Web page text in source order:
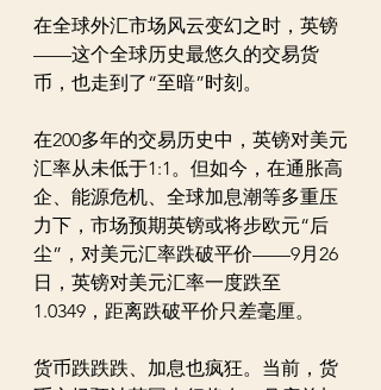
在全球外汇市场风云变幻之时，英镑
——这个全球历史最悠久的交易货
币，也走到了“至暗”时刻。
在200多年的交易历史中，英镑对美元
汇率从未低于1:1。但如今，在通胀高
企、能源危机、全球加息潮等多重压
力下，市场预期英镑或将步欧元“后
尘”，对美元汇率跌破平价——9月26
日，英镑对美元汇率一度跌至
1.0349，距离跌破平价只差毫厘。
货币跌跌跌、加息也疯狂。当前，货